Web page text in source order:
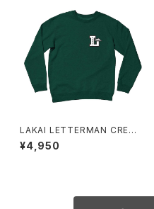
LAKAI LETTERMAN CREWN
ECK FOREST
¥4,950